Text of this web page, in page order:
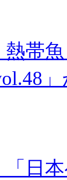
熱帯
「日